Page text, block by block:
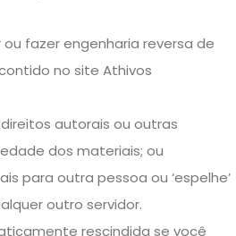
fazer engenharia reversa de
no site Athivos
autorais ou outras
dos materiais; ou
para outra pessoa ou ‘espelhe’
outro servidor.
rescindida se você